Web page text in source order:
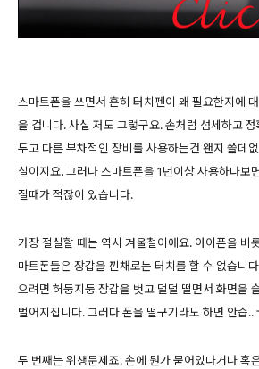
스마트폰을 쓰면서 흔히 터치펜이 왜 필요한지에
을 겁니다. 사실 저도 그렇구요. 손처럼 섬세하고
두고 다른 부차적인 장비를 사용하는건 왠지 쓸데
실이지요. 그러나 스마트폰을 1년이상 사용하다보
질때가 적잖이 있습니다.
가장 절실할 때는 역시 겨울철이에요. 아이폰을 비
마트폰들은 장갑을 낀채로는 터치를 할 수 없습니
으려면 허둥지둥 장갑을 벗고 덜덜 떨면서 화면을
벌어지집니다. 그러다 폰을 떨구기라도 하면 안습..
두 번째는 위생문제죠. 손에 뭔가 묻어있다거나 혹